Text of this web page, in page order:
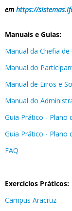
em https://
Manuais e Guias:
Manual da Chefia de
Manual do
Manual de Erros e
Manual do
Guia Prático - Plano
Guia Prático - Plano
FAQ
Exercícios Práticos:
Campus Aracruz